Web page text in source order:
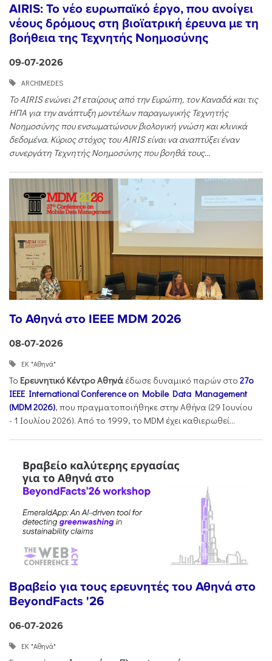
AIRIS: Το νέο ευρωπαϊκό έργο, που ανοίγει
νέους δρόμους στη βιοϊατρική έρευνα με τη
βοήθεια της Τεχνητής Νοημοσύνης
09-07-2026
ARCHIMEDES
Το AIRISενώνει 21 εταίρους από την Ευρώπη, τον Καναδά και τις
ΗΠΑ για την ανάπτυξη μοντέλων παραγωγικής Τεχνητής
Νοημοσύνης που ενσωματώνουν βιολογική γνώση και κλινικά
δεδομένα. Κύριος στόχος του AIRISείναι να αναπτύξει έναν
συνεργάτη Τεχνητής Νοημοσύνης που βοηθά τους...
Το Αθηνά στο IEEE MDM 2026
08-07-2026
ΕΚ "Αθηνά"
Το Ερευνητικό Κέντρο Αθηνά έδωσε δυναμικό παρών στο 27ο
IEEE International Conference on Mobile Data Management
(MDM 2026), που πραγματοποιήθηκε στην Αθήνα (29 Ιουνίου
- 1 Ιουλίου 2026). Από το 1999, το MDM έχει καθιερωθεί...
Βραβείο για τους ερευνητές του Αθηνά στο
BeyondFacts '26
06-07-2026
ΕΚ "Αθηνά"